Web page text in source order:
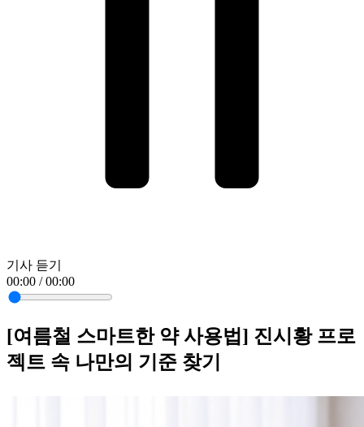
기사 듣기
00:00 / 00:00
[여름철 스마트한 약 사용법] 진시황 프로
젝트 속 나만의 기준 찾기